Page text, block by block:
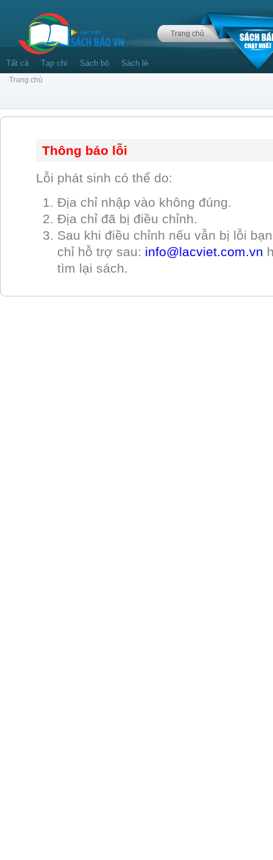
Trang chủ
Tất cả Tạp chí Sách bộ Sách lẻ
Trang chủ
Thông báo lỗi
Lỗi phát sinh có thể do:
Địa chỉ nhập vào không đúng.
Địa chỉ đã bị điều chỉnh.
Sau khi điều chỉnh nếu vẫn bị lỗi
chỉ hỗ trợ sau: info@lacviet.com.vn
tìm lại sách.